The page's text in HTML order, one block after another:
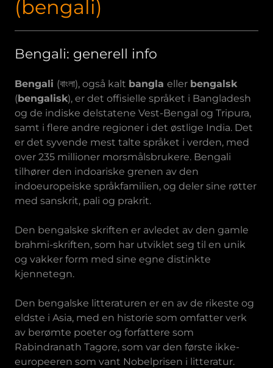
(bengali)
Bengali: generell info
Bengali (বাংলা), også kalt bangla eller bengalsk
(bengalisk), er det offisielle språket i Bangladesh
og de indiske delstatene Vest-Bengal og Tripura,
samt i flere andre regioner i det østlige India. Det
er det syvende mest talte språket i verden, med
over 235 millioner morsmålsbrukere. Bengali
tilhører den indoariske grenen av den
indoeuropeiske språkfamilien, og deler sine røtter
med sanskrit, pali og prakrit.
Den bengalske skriften er avledet av den gamle
brahmi-skriften, som har utviklet seg til en unik
og vakker form med sine egne distinkte
kjennetegn.
Den bengalske litteraturen er en av de rikeste og
eldste i Asia, med en historie som omfatter verk
av berømte poeter og forfattere som
Rabindranath Tagore, som var den første ikke-
europeeren som vant Nobelprisen i litteratur.